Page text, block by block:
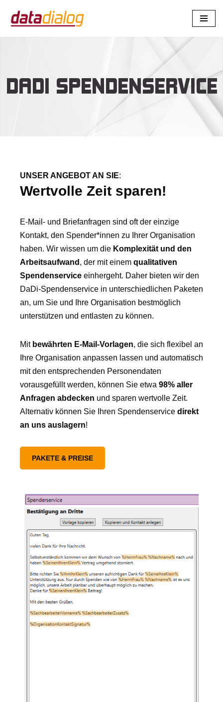
Zum
DADI SPENDENSERVICE
UNSER ANGEBOT AN SIE:
Wertvolle Zeit sparen!
E-Mail- und Briefanfragen sind oft der einzige
Kontakt, den Spender*innen zu Ihrer Organisation
haben. Wir wissen um die Komplexität und den
Arbeitsaufwand , der mit einem qualitativen
Spendenservice einhergeht. Daher bieten wir den
DaDi-Spendenservice in unterschiedlichen Paketen
an, um Sie und Ihre Organisation bestmöglich
unterstützen und entlasten zu können.
Mit bewährten E-Mail-Vorlagen, die sich flexibel an
Ihre Organisation anpassen lassen und automatisch
mit den entsprechenden Personendaten
vorausgefüllt werden, können Sie etwa 98% aller
Anfragen abdecken und sparen wertvolle Zeit.
Alternativ können Sie Ihren Spendenservice direkt
an uns auslagern!
PAKETE & PREISE